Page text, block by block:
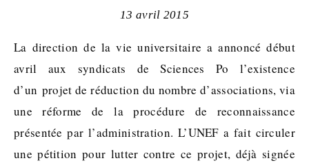
13 avril 2015
La direction de la vie universitaire a annoncé début
avril aux syndicats de Sciences Po l’existence
d’un projet de réduction du nombre d’associations, via
une réforme de la procédure de reconnaissance
présentée par l’administration. L’UNEF a fait circuler
une pétition pour lutter contre ce projet, déjà signée